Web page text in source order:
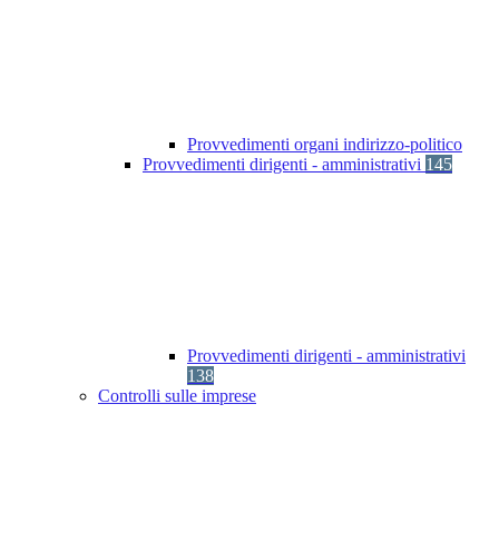
Provvedimenti organi indirizzo-politico
Provvedimenti dirigenti - amministrativi 145
Provvedimenti dirigenti - amministrativi
138
Controlli sulle imprese